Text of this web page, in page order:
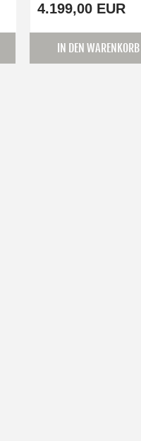
4.199,00 EUR
IN DEN WARENKORB